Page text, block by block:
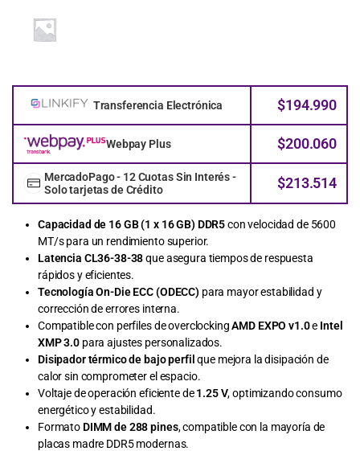
Transferencia Electrónica $194.990
Webpay Plus $200.060
MercadoPago - 12 Cuotas Sin Interés -
Solo tarjetas de Crédito
$213.514
Capacidad de 16 GB (1 x 16 GB) DDR5con velocidad de 5600
MT/s para un rendimiento superior.
Latencia CL36-38-38que asegura tiempos de respuesta
rápidos y eficientes.
Tecnología On-Die ECC (ODECC) para mayor estabilidad y
corrección de errores interna.
Compatible con perfiles de overclockingAMD EXPO v1.0e Intel
XMP 3.0 para ajustes personalizados.
Disipador térmico de bajo perfil que mejora la disipación de
calor sin comprometer el espacio.
Voltaje de operación eficiente de1.25 V, optimizando consumo
energético y estabilidad.
Formato DIMM de 288 pines, compatible con la mayoría de
placas madre DDR5 modernas.